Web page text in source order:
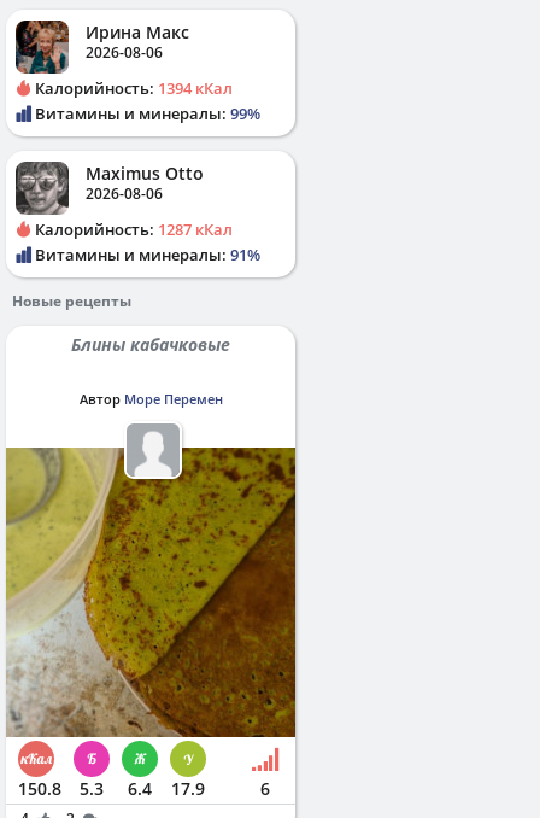
Ирина Макс
2026-08-06
Калорийность: 1394 кКал
Витамины и минералы: 99%
Maximus Otto
2026-08-06
Калорийность: 1287 кКал
Витамины и минералы: 91%
Новые рецепты
Блины кабачковые
Автор Море Перемен
150.8 5.3 6.4 17.9 6